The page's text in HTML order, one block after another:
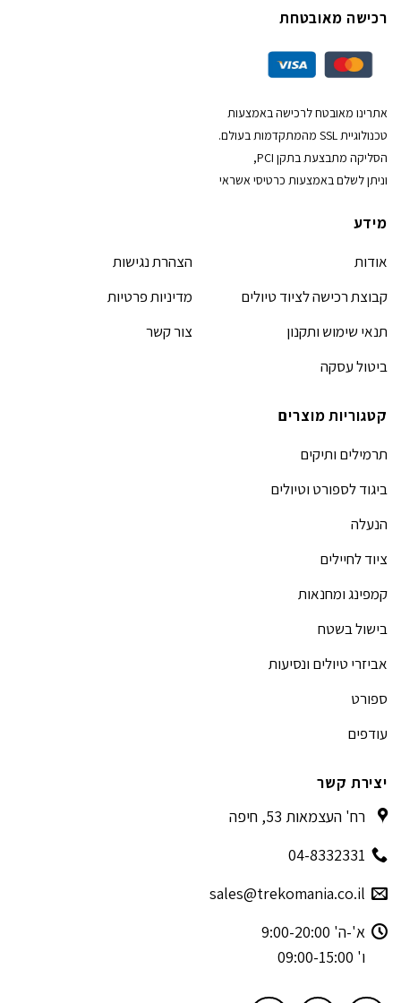
רכישה מאובטחת
אתרינו מאובטח לרכישה באמצעות
טכנולוגיית SSL מהמתקדמות בעולם.
הסליקה מתבצעת בתקן PCI,
וניתן לשלם באמצעות כרטיסי אשראי
מידע
אודות
קבוצת רכישה לציוד טיולים
תנאי שימוש ותקנון
ביטול עסקה
הצהרת נגישות
מדיניות פרטיות
צור קשר
קטגוריות מוצרים
תרמילים ותיקים
ביגוד לספורט וטיולים
הנעלה
ציוד לחיילים
קמפינג ומחנאות
בישול בשטח
אביזרי טיולים ונסיעות
ספורט
עודפים
יצירת קשר
רח' העצמאות 53, חיפה
04-8332331
sales@trekomania.co.il
א'-ה' 9:00-20:00
ו' 09:00-15:00